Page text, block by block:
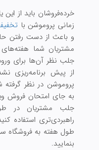
خرده‌فروشان باید از این
زمانی پروموشن با
و باعث از دست رفتن
مشتریان شما
جلب نظر آن‌ها برای
از پیش برنامه‌ریزی
پروموشن در نظر گرفته
به جای امتحان فروش
جلب مشتریان در
راهبردی‌تری استفاده
طول هفته به فروشگاه
بنمایید.